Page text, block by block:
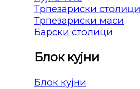
Трпезариски столици
Трпезариски маси
Барски столици
Блок кујни
Блок кујни